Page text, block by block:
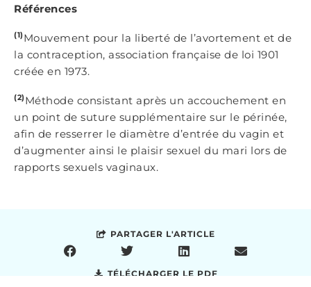
Références
(1) Mouvement pour la liberté de l’avortement et de
la contraception, association française de loi 1901
créée en 1973.
(2) Méthode consistant après un accouchement en
un point de suture supplémentaire sur le périnée,
afin de resserrer le diamètre d’entrée du vagin et
d’augmenter ainsi le plaisir sexuel du mari lors de
rapports sexuels vaginaux.
PARTAGER L'ARTICLE
TÉLÉCHARGER LE PDF